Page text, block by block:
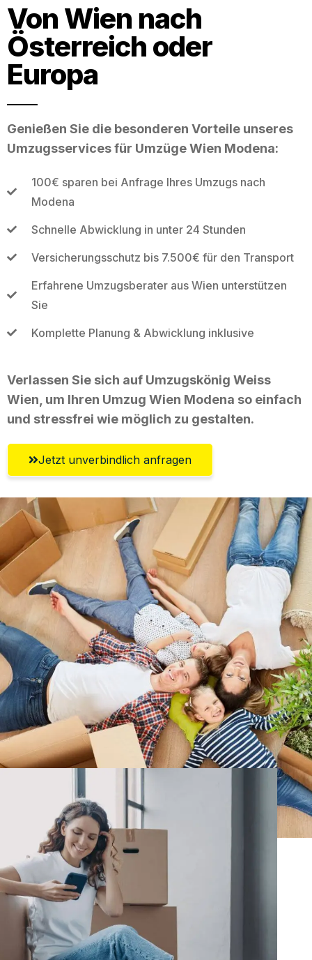
Von Wien nach
Österreich oder
Europa
Genießen Sie die besonderen Vorteile unseres
Umzugsservices für Umzüge Wien Modena:
100€ sparen bei Anfrage Ihres Umzugs nach
Modena
Schnelle Abwicklung in unter 24 Stunden
Versicherungsschutz bis 7.500€ für den Transport
Erfahrene Umzugsberater aus Wien unterstützen
Sie
Komplette Planung & Abwicklung inklusive
Verlassen Sie sich auf Umzugskönig Weiss
Wien, um Ihren Umzug Wien Modena so einfach
und stressfrei wie möglich zu gestalten.
Jetzt unverbindlich anfragen